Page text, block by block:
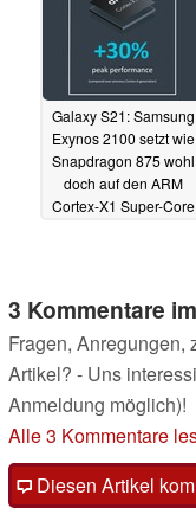
Galaxy S21: Samsung
Exynos 2100 setzt wie
Snapdragon 875 wohl
doch auf den ARM
Cortex-X1 Super-Core
3 Kommentare
Fragen, Anregungen,
Artikel? - Uns
Anmeldung möglich)!
Alle 3 Kommentare
Diesen Artikel